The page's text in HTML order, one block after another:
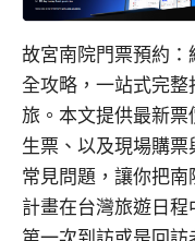
故宮南院門票預約
全攻略，一站式完
旅。本文提供最新
生票、以及現場購
常見問題，讓你把
計畫在台灣旅遊日